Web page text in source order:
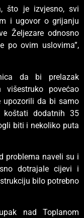
što je izvjesno, svi
i ugovor o grijanju
Željezare odnosno
po ovim uslovima”,
da bi prelazak
povećao
upozorili da bi samo
dodatnih 35
biti i nekoliko puta
problema naveli su i
dotrajale cijevi i
bilo potrebno
nad Toplanom